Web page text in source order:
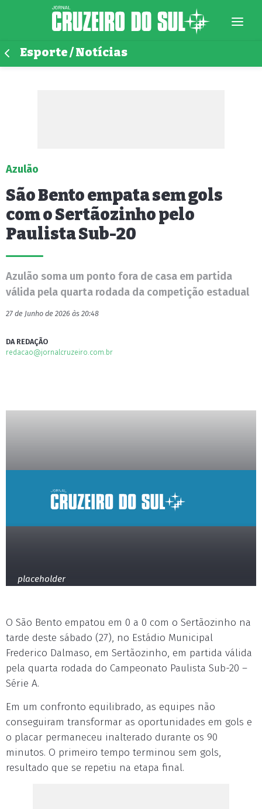
Esporte / Notícias
Azulão
São Bento empata sem gols
com o Sertãozinho pelo
Paulista Sub-20
Azulão soma um ponto fora de casa em partida
válida pela quarta rodada da competição estadual
27 de Junho de 2026 às 20:48
DA REDAÇÃO
redacao@jornalcruzeiro.com.br
placeholder
O São Bento empatou em 0 a 0 com o Sertãozinho na
tarde deste sábado (27), no Estádio Municipal
Frederico Dalmaso, em Sertãozinho, em partida válida
pela quarta rodada do Campeonato Paulista Sub-20 –
Série A.
Em um confronto equilibrado, as equipes não
conseguiram transformar as oportunidades em gols e
o placar permaneceu inalterado durante os 90
minutos. O primeiro tempo terminou sem gols,
resultado que se repetiu na etapa final.